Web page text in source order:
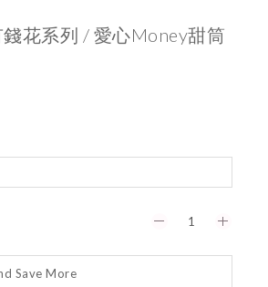
花系列 / 愛心Money甜筒
Save More